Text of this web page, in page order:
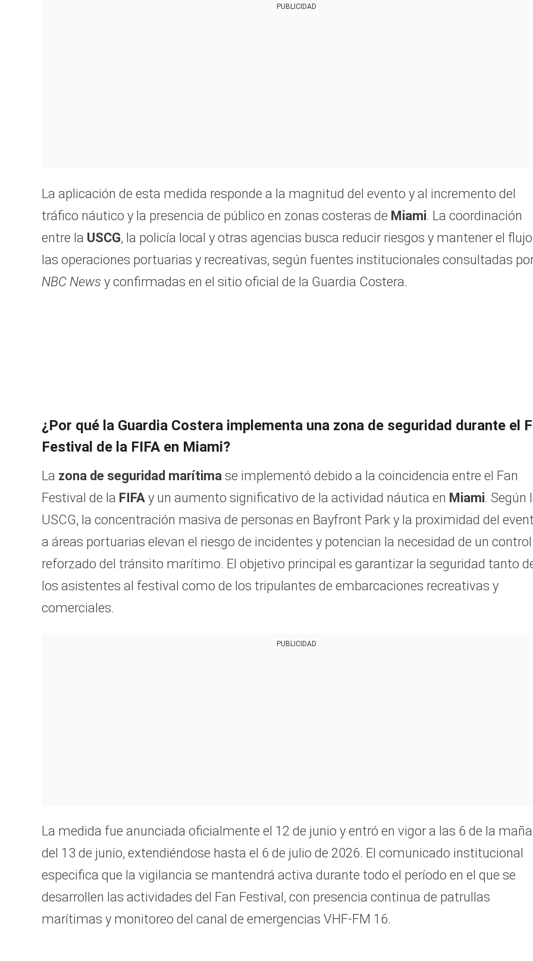
PUBLICIDAD
La aplicación de esta medida responde a la magnitud del evento y al incremento del
tráfico náutico y la presencia de público en zonas costeras de Miami. La coordinación
entre la USCG, la policía local y otras agencias busca reducir riesgos y mantener el
las operaciones portuarias y recreativas, según fuentes institucionales consultadas
NBC News y confirmadas en el sitio oficial de la Guardia Costera.
¿Por qué la Guardia Costera implementa una zona de seguridad durante el
Festival de la FIFA en Miami?
La zona de seguridad marítima se implementó debido a la coincidencia entre el Fan
Festival de la FIFA y un aumento significativo de la actividad náutica en Miami. Según
USCG, la concentración masiva de personas en Bayfront Park y la proximidad del
a áreas portuarias elevan el riesgo de incidentes y potencian la necesidad de un control
reforzado del tránsito marítimo. El objetivo principal es garantizar la seguridad tanto
los asistentes al festival como de los tripulantes de embarcaciones recreativas y
comerciales.
PUBLICIDAD
La medida fue anunciada oficialmente el 12 de junio y entró en vigor a las 6 de la
del 13 de junio, extendiéndose hasta el 6 de julio de 2026. El comunicado institucional
especifica que la vigilancia se mantendrá activa durante todo el período en el que se
desarrollen las actividades del Fan Festival, con presencia continua de patrullas
marítimas y monitoreo del canal de emergencias VHF-FM 16.